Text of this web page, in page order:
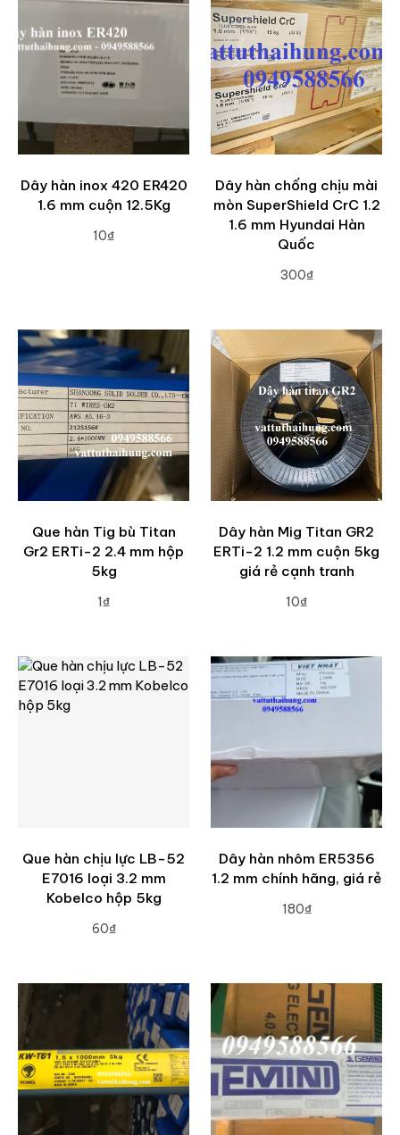
Dây hàn inox 420 ER420
1.6 mm cuộn 12.5Kg
10₫
Dây hàn chống chịu mài
mòn SuperShield CrC 1.2
1.6 mm Hyundai Hàn
Quốc
300₫
Que hàn Tig bù Titan
Gr2 ERTi-2 2.4 mm hộp
5kg
1₫
Dây hàn Mig Titan GR2
ERTi-2 1.2 mm cuộn 5kg
giá rẻ cạnh tranh
10₫
Que hàn chịu lực LB-52
E7016 loại 3.2 mm
Kobelco hộp 5kg
60₫
Dây hàn nhôm ER5356
1.2 mm chính hãng, giá rẻ
180₫